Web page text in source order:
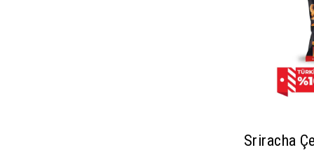
Sriracha